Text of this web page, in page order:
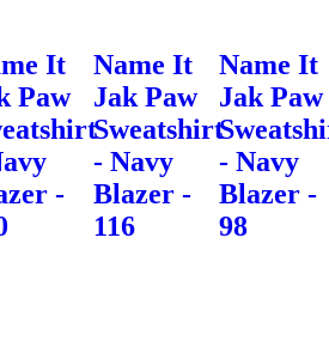
It
Paw
-
Name It
Jak Paw
Sweatshirt
- Navy
Blazer -
116
Name It
Jak Paw
- Navy
Blazer -
98